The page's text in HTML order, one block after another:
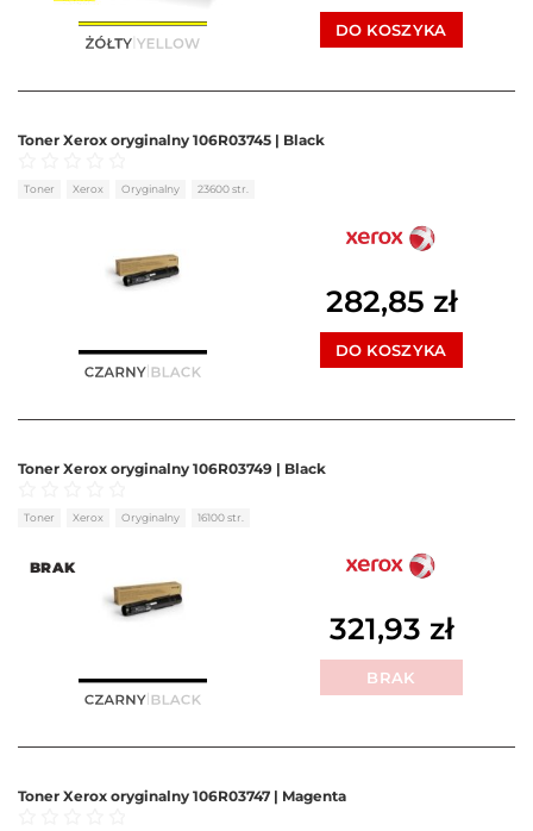
DO KOSZYKA
Toner Xerox oryginalny 106R03745 | Black
Oceniono
Toner Xerox Oryginalny 23600 str.
282,85 zł
DO KOSZYKA
BRAK
Toner Xerox oryginalny 106R03749 | Black
Oceniono
Toner Xerox Oryginalny 16100 str.
321,93 zł
BRAK
Toner Xerox oryginalny 106R03747 | Magenta